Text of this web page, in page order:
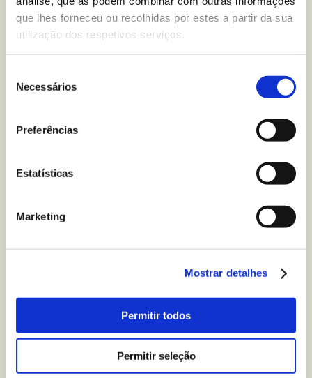
que lhes forneceu ou recolhidas por estes a partir da sua
utilização dos respetivos serviços.
Necessários
Preferências
Estatísticas
Marketing
Mostrar detalhes
Permitir todos
Permitir seleção
1 tortita de arroz Gullón
10 g açúcar
1 colher de sobremesa de essência de baunilha
para barrar e o açúcar. Aqueça a mistura em lume